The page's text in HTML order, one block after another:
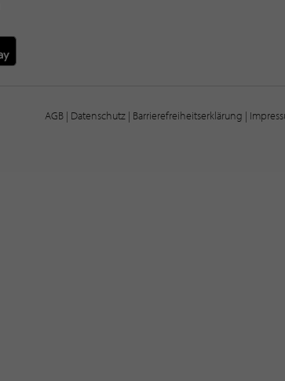
AGB | Datenschutz | Barrierefreiheitserklärung |